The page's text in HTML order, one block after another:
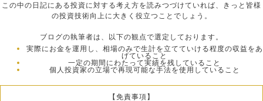
この中の日記にある投資に対する考え方を読みつづけていれば、きっと皆様
の投資技術向上に大きく役立つことでしょう。
ブログの執筆者は、以下の観点で選定しております。
実際にお金を運用し、相場のみで生計を立てていける程度の収益をあ
げていること
一定の期間にわたって実績を残していること
個人投資家の立場で再現可能な手法を使用していること
【免責事項】